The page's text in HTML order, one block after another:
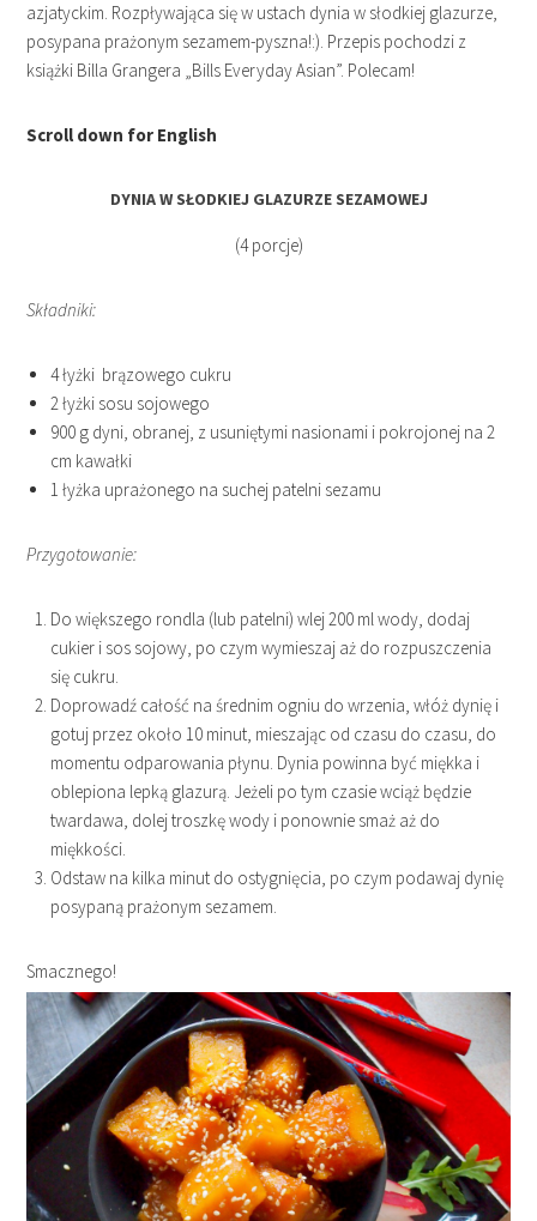
azjatyckim. Rozpływająca się w ustach dynia w słodkiej glazurze,
posypana prażonym sezamem-pyszna!:). Przepis pochodzi z
książki Billa Grangera „Bills Everyday Asian”. Polecam!
Scroll down for English
DYNIA W SŁODKIEJ GLAZURZE SEZAMOWEJ
(4 porcje)
Składniki:
4 łyżki brązowego cukru
2 łyżki sosu sojowego
900 g dyni, obranej, z usuniętymi nasionami i pokrojonej na 2
cm kawałki
1 łyżka uprażonego na suchej patelni sezamu
Przygotowanie:
Do większego rondla (lub patelni) wlej 200 ml wody, dodaj
cukier i sos sojowy, po czym wymieszaj aż do rozpuszczenia
się cukru.
Doprowadź całość na średnim ogniu do wrzenia, włóż dynię i
gotuj przez około 10 minut, mieszając od czasu do czasu, do
momentu odparowania płynu. Dynia powinna być miękka i
oblepiona lepką glazurą. Jeżeli po tym czasie wciąż będzie
twardawa, dolej troszkę wody i ponownie smaż aż do
miękkości.
Odstaw na kilka minut do ostygnięcia, po czym podawaj dynię
posypaną prażonym sezamem.
Smacznego!